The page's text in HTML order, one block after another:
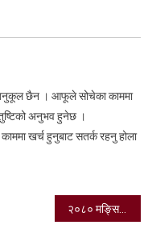
अनुकूल छैन । आफूले सोचेका काममा
अनुभव हुनेछ ।
खर्च हुनुबाट सतर्क रहनु होला
२०८० मङ्सिर १० गते आइतबारको पञ्चाङ्ग र राशिफल